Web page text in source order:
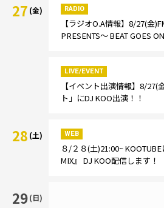
27 (金) RADIO
【ラジオO.A情報】8/27(金
PRESENTS～ BEAT GOES
LIVE/EVENT
【イベント出演情報】8/27(
ト」にDJ KOO出演！！
28 (土) WEB
８/２８(土)21:00~
MIX』 DJ KOO配信します！
29(日)